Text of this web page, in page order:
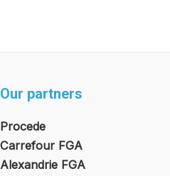
Our partners
Procede
Carrefour FGA
Alexandrie FGA